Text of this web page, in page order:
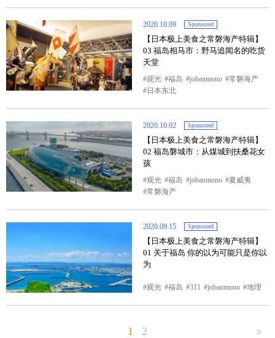
2020.10.09 Sponsored
【日本极上美食之常磐海产特辑】
03 福岛相马市：野马追闻名的吃货
天堂
观光 福岛 jobanmono
常磐海产
日本东北
2020.10.02 Sponsored
【日本极上美食之常磐海产特辑】
02 福岛磐城市：从煤城到扶桑花女
孩
观光 福岛 jobanmono
夏威夷
常磐海产
2020.09.15 Sponsored
【日本极上美食之常磐海产特辑】
01 关于福岛 你的以为可能只是你以
为
观光 福岛 311 jobanmono 地理
1 2 ＞